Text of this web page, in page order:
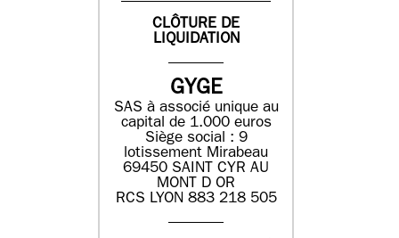
CLÔTURE DE
LIQUIDATION
GYGE
SAS à associé unique au
capital de 1.000 euros
Siège social : 9
lotissement Mirabeau
69450 SAINT CYR AU
MONT D OR
RCS LYON 883 218 505